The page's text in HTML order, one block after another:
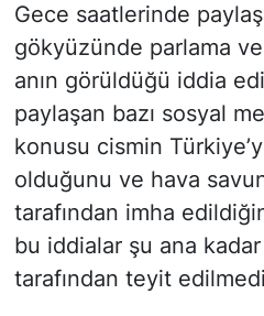
Gece saatlerinde
gökyüzünde parlama
anın görüldüğü iddia
paylaşan bazı sosyal
konusu cismin
olduğunu ve hava
tarafından imha
bu iddialar şu ana
tarafından teyit